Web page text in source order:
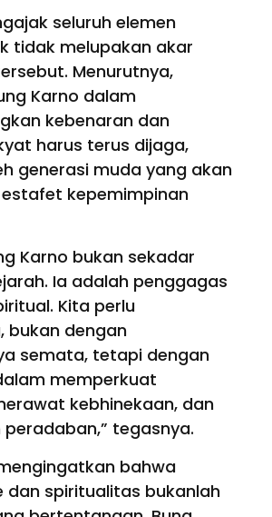
seluruh elemen
tidak melupakan akar
Menurutnya,
Karno dalam
kebenaran dan
harus terus dijaga,
generasi muda yang akan
kepemimpinan
Karno bukan sekadar
Ia adalah penggagas
Kita perlu
bukan dengan
semata, tetapi dengan
memperkuat
kebhinekaan, dan
tegasnya.
bahwa
dan spiritualitas bukanlah